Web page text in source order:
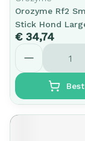
Orozyme Rf2
Stick Hond
€ 34,74
Aantal